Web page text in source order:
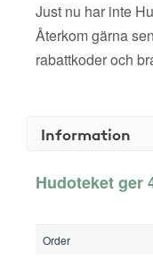
Just nu har inte
Återkom gärna
rabattkoder och
Information
Hudoteket ger
Order